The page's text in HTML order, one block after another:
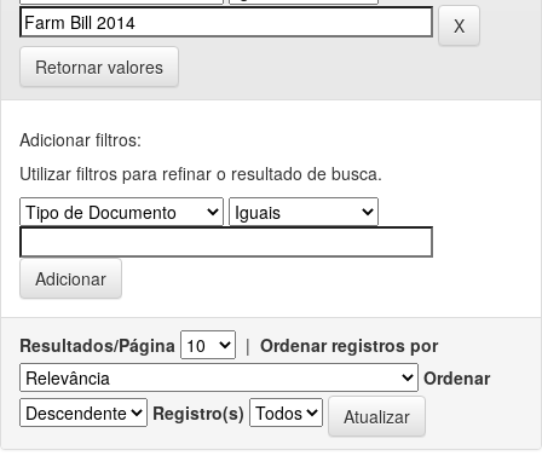
Retornar valores
Adicionar filtros:
Utilizar filtros para refinar o resultado de busca.
Resultados/Página | Ordenar registros por
Ordenar
Registro(s)